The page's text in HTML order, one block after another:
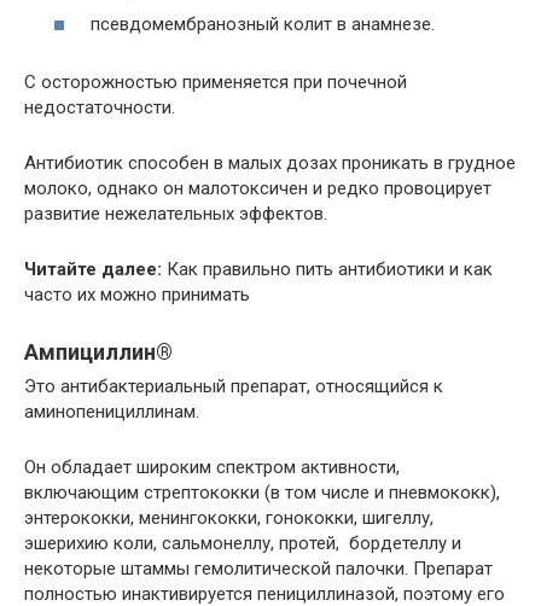
псевдомембранозный колит в анамнезе.
С осторожностью применяется при почечной
недостаточности.
Антибиотик способен в малых дозах проникать в грудное
молоко, однако он малотоксичен и редко провоцирует
развитие нежелательных эффектов.
Читайте далее: Как правильно пить антибиотики и как
часто их можно принимать
Ампициллин®
Это антибактериальный препарат, относящийся к
аминопенициллинам.
Он обладает широким спектром активности,
включающим стрептококки (в том числе и пневмококк),
энтерококки, менингококки, гонококки, шигеллу,
эшерихию коли, сальмонеллу, протей, бордетеллу и
некоторые штаммы гемолитической палочки. Препарат
полностью инактивируется пенициллиназой, поэтому его